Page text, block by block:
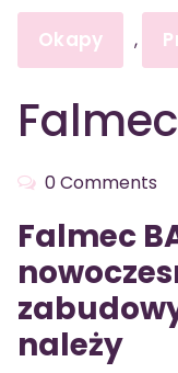
Okapy ,
0 Comments
Falmec
należy